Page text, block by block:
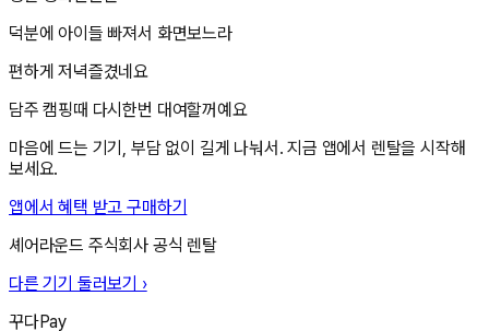
덕분에 아이들 빠져서 화면보느라
편하게 저녁즐겼네요
담주 캠핑때 다시한번 대여할꺼예요
마음에 드는 기기, 부담 없이 길게 나눠서. 지금 앱에서 렌탈을 시작해
보세요.
앱에서 혜택 받고 구매하기
셰어라운드 주식회사 공식 렌탈
다른 기기 둘러보기 ›
꾸다Pay